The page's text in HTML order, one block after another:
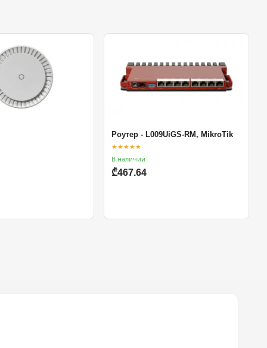
Роутер - L009UiGS-RM, MikroTik
★★★★★
В наличии
₾467.64